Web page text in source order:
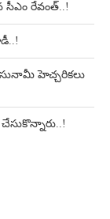
సీఎం రేవంత్..!
సునామీ హెచ్చరికలు